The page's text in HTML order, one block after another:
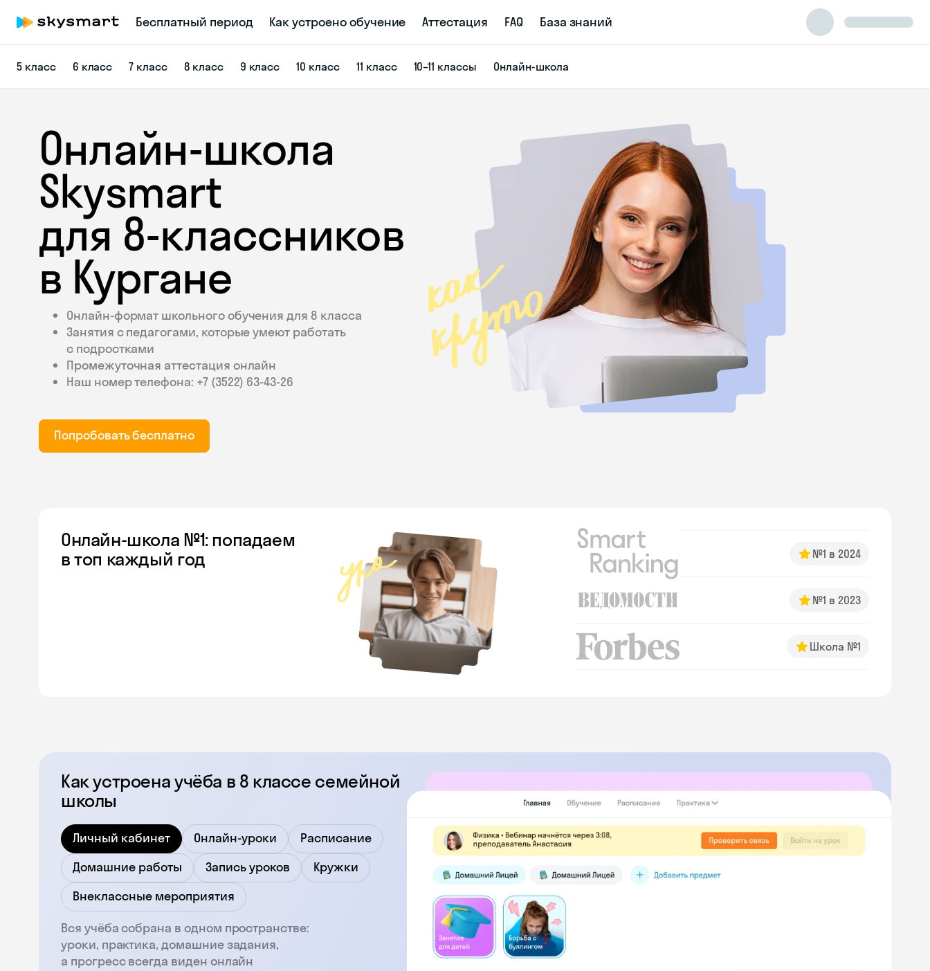
Бесплатный период Как устроено обучение Аттестация FAQ База знаний
5 класс 6 класс 7 класс 8 класс 9 класс 10 класс 11 класс 10–11 классы Онлайн-школа
Онлайн-школа
Skysmart
для 8‑классников
в Кургане
Онлайн-формат школьного обучения для 8 класса
Занятия с педагогами, которые умеют работать
с подростками
Промежуточная аттестация онлайн
Наш номер телефона: +7 (3522) 63‑43‑26
Попробовать бесплатно
Онлайн-школа №1: попадаем
в топ каждый год
№1 в 2024
№1 в 2023
Школа №1
Как устроена учёба в 8 классе семейной
школы
Личный кабинет Онлайн-уроки
Расписание
Домашние работы
Запись уроков
Кружки
Внеклассные мероприятия
Вся учёба собрана в одном пространстве:
уроки, практика, домашние задания,
а прогресс всегда виден онлайн